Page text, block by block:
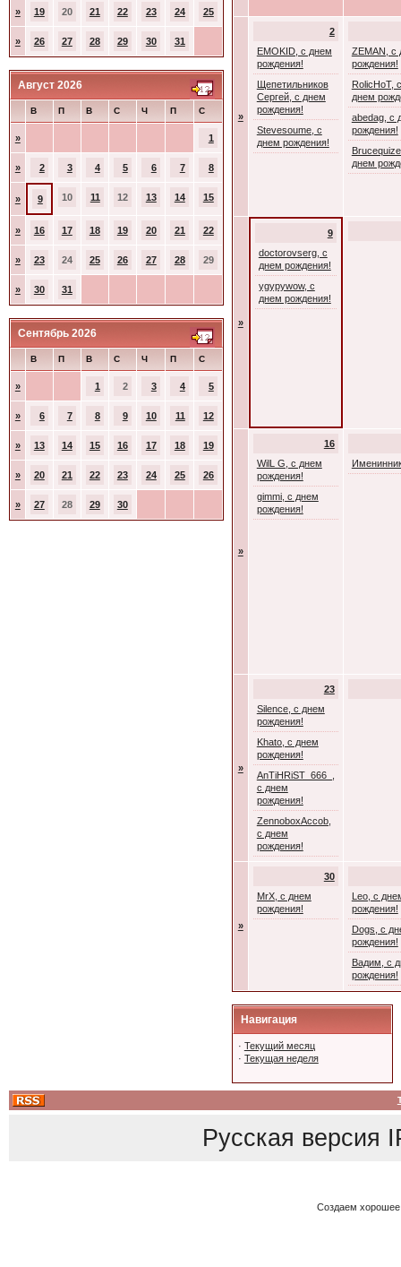
» 19 20 21 22 23 24 25
» 26 27 28 29 30 31
Август 2026
В П В С Ч П С
» 1
» 2 3 4 5 6 7 8
» 9 10 11 12 13 14 15
» 16 17 18 19 20 21 22
» 23 24 25 26 27 28 29
» 30 31
Сентябрь 2026
В П В С Ч П С
» 1 2 3 4 5
» 6 7 8 9 10 11 12
» 13 14 15 16 17 18 19
» 20 21 22 23 24 25 26
» 27 28 29 30
»
2
EMOKID, с днем
рождения!
Щепетильников
Сергей, с днем
рождения!
Stevesoume, с
днем рождения!
ZEMAN, с
рождения!
RolicHoT, с
днем
abedag, с
рождения!
днем
»
9
doctorovserg, с
днем рождения!
ygypywow, с
днем рождения!
»
16
WilL G, с днем
рождения!
gimmi, с днем
рождения!
»
23
Silence, с днем
рождения!
Khato, с днем
рождения!
AnTiHRiST_666_,
с днем
рождения!
ZennoboxAccob,
с днем
рождения!
»
30
MrX, с днем
рождения!
Leo, с
рождения!
Dogs, с
рождения!
Вадим, с
рождения!
Навигация
· Текущий месяц
· Текущая неделя
Русская версия
Создаем